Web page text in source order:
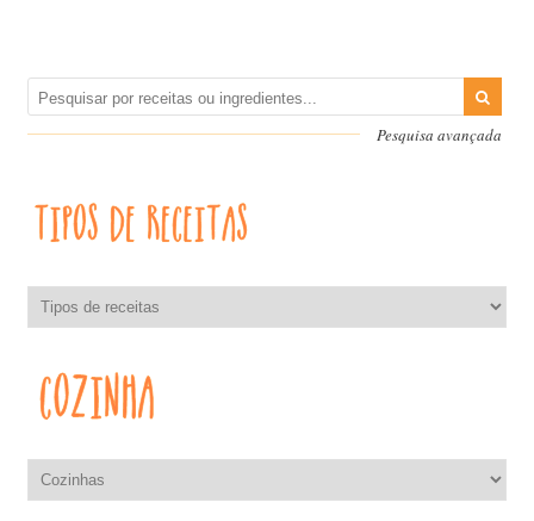
Pesquisa avançada